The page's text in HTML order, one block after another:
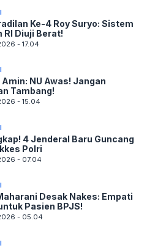
Ke-4 Roy Suryo: Sistem
RI Diuji Berat!
- 17.04
Amin: NU Awas! Jangan
Tambang!
- 15.04
4 Jenderal Baru Guncang
Polri
- 07.04
Desak Nakes: Empati
Pasien BPJS!
- 05.04